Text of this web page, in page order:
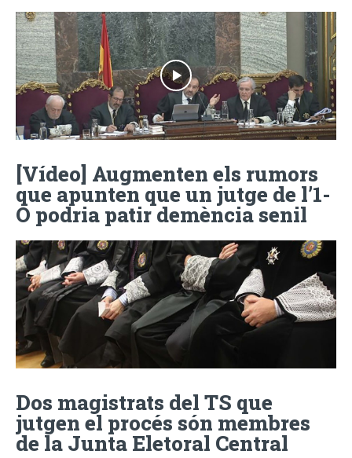
[Vídeo] Augmenten els rumors
que apunten que un jutge de l’1-
O podria patir demència senil
Dos magistrats del TS que
jutgen el procés són membres
de la Junta Eletoral Central